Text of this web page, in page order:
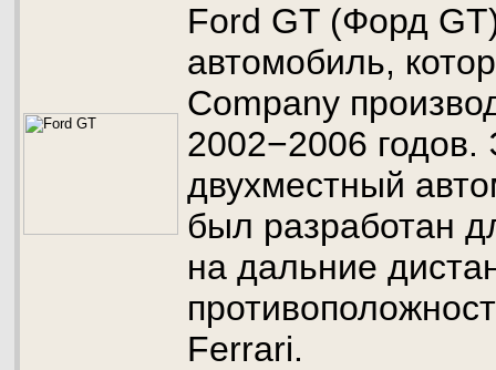
Ford GT (Форд
автомобиль,
Company
2002−2006
двухместный
был разработан
на дальние
Ferrari.